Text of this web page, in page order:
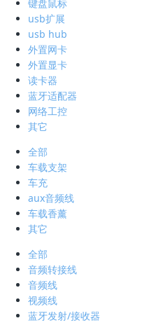
键盘鼠标
usb扩展
usb hub
外置网卡
外置显卡
读卡器
蓝牙适配器
网络工控
其它
全部
车载支架
车充
aux音频线
车载香薰
其它
全部
音频转接线
音频线
视频线
蓝牙发射/接收器